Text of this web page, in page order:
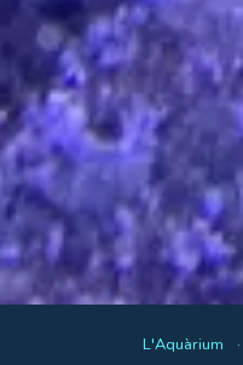
L'Aquàrium